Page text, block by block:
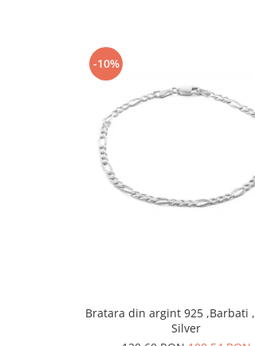
-10%
Bratara din argint 925 ,Barbati , Sonis
Silver